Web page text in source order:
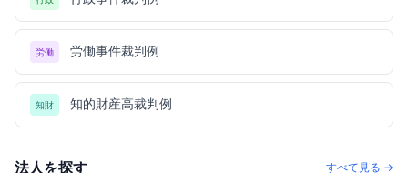
労働 労働事件裁判例
知財 知的財産高裁判例
法人を探す すべて見る →